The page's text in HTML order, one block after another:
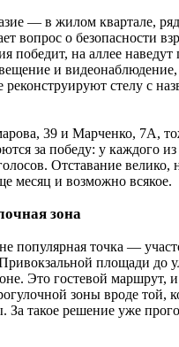
— в жилом квартале,
вопрос о безопасности
победит, на аллее
и
стелу с
39 и Марченко, 7А,
за победу: у каждого из
Отставание велико,
месяц и возможно всякое.
зона
популярная точка —
площади до
Это гостевой маршрут,
зоны вроде той,
За такое решение уже